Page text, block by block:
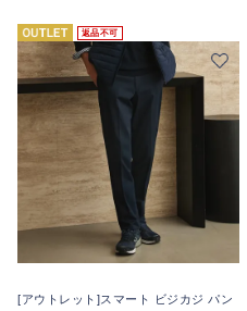
返品不可
[アウトレット]スマート ビジカジ パン